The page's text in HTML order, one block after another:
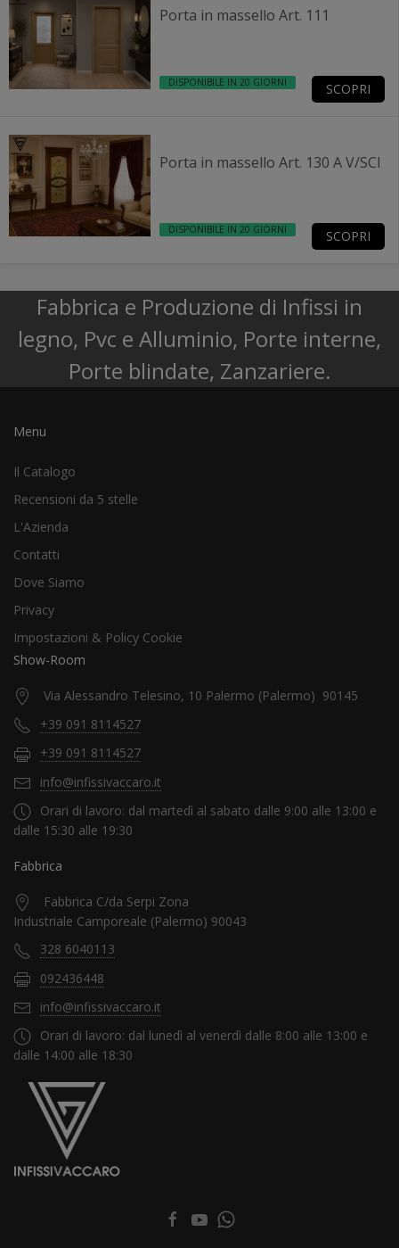
Porta in massello Art. 111
DISPONIBILE IN 20 GIORNI SCOPRI
Porta in massello Art. 130 A V/SCI
DISPONIBILE IN 20 GIORNI SCOPRI
Fabbrica e Produzione di Infissi in
legno, Pvc e Alluminio, Porte interne,
Porte blindate, Zanzariere.
Menu
Il Catalogo
Recensioni da 5 stelle
L'Azienda
Contatti
Dove Siamo
Privacy
Impostazioni & Policy Cookie
Show-Room
Via Alessandro Telesino, 10 Palermo (Palermo) 90145
+39 091 8114527
+39 091 8114527
info@infissivaccaro.it
Orari di lavoro: dal martedì al sabato dalle 9:00 alle 13:00 e
dalle 15:30 alle 19:30
Fabbrica
Fabbrica C/da Serpi Zona
Industriale Camporeale (Palermo) 90043
328 6040113
092436448
info@infissivaccaro.it
Orari di lavoro: dal lunedì al venerdì dalle 8:00 alle 13:00 e
dalle 14:00 alle 18:30